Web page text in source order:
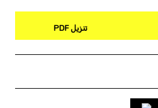
تنزيل PDF